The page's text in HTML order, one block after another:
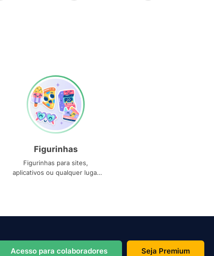
Figurinhas
Figurinhas para sites,
aplicativos ou qualquer lugar
Acesso para colaboradores Seja Premium